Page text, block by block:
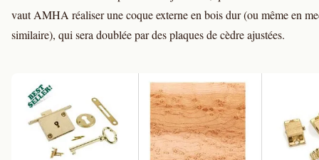
vaut AMHA réaliser une coque externe en bois dur (ou même en
similaire), qui sera doublée par des plaques de cèdre ajustées.